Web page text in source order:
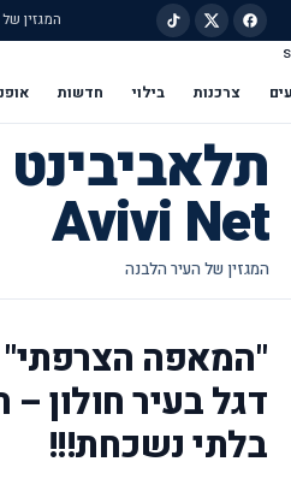
המגזין
s
צרכנות בילוי חדשות
Avivi Net
"המאפה
דגל בעיר חולון –
בלתי נשכחת!!!